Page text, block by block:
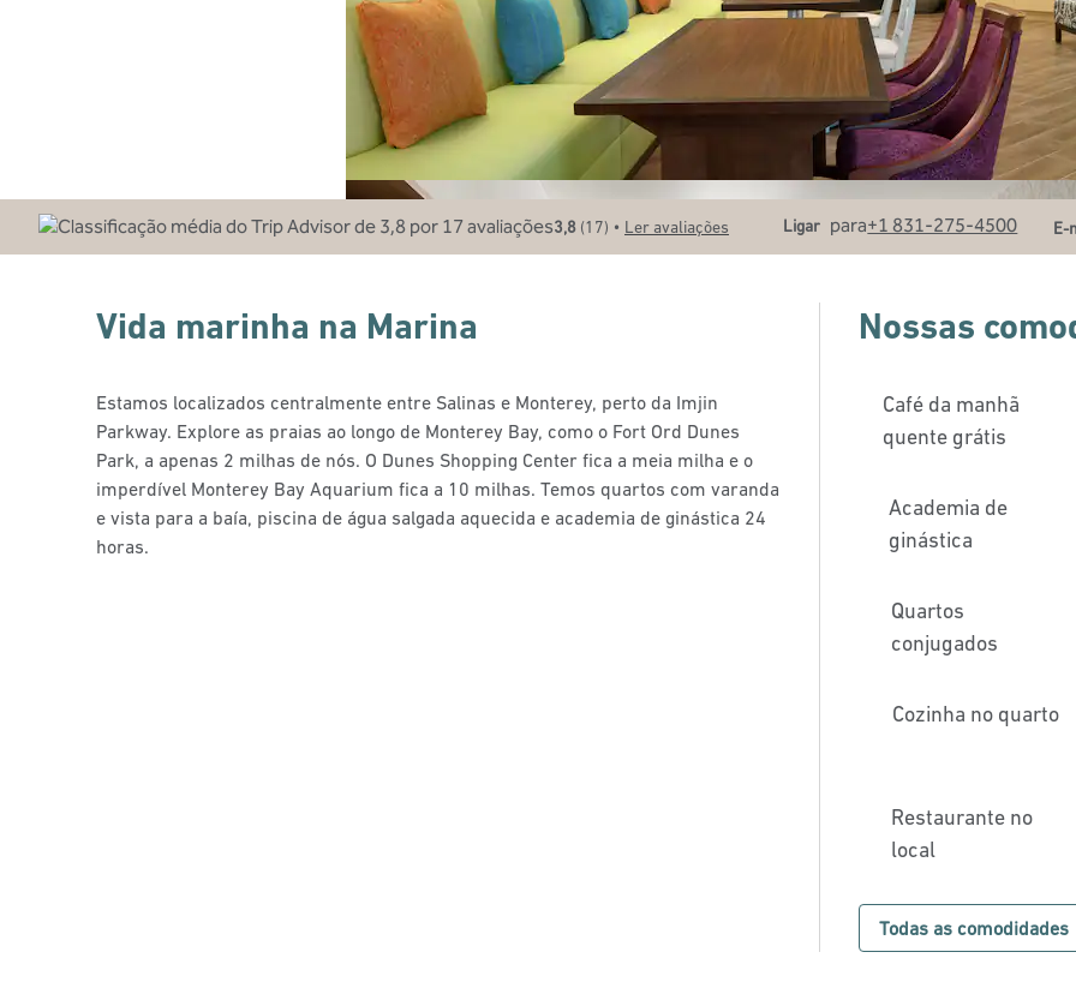
3,8 (17) • Ler avaliações Ligar
Ligue para+1 831-275-4500 E-
E-
Vida marinha na Marina
Estamos localizados centralmente entre Salinas e Monterey, perto da Imjin
Parkway. Explore as praias ao longo de Monterey Bay, como o Fort Ord Dunes
Park, a apenas 2 milhas de nós. O Dunes Shopping Center fica a meia milha e o
imperdível Monterey Bay Aquarium fica a 10 milhas. Temos quartos com varanda
e vista para a baía, piscina de água salgada aquecida e academia de ginástica 24
horas.
Nossas
Café da manhã
quente grátis
Academia de
ginástica
Quartos
conjugados
Cozinha no quarto
Restaurante no
local
Todas as comodidades